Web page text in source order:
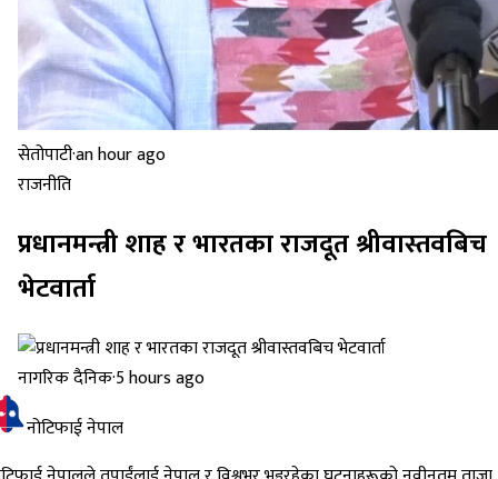
सेतोपाटी·an hour ago
राजनीति
प्रधानमन्त्री शाह र भारतका राजदूत श्रीवास्तवबिच
भेटवार्ता
नागरिक दैनिक·5 hours ago
नोटिफाई नेपाल